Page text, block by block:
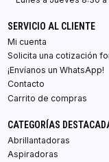
SERVICIO AL CLIENTE
Mi cuenta
Solicita una cotización
¡Envíanos un WhatsApp!
Contacto
Carrito de compras
CATEGORÍAS
Abrillantadoras
Aspiradoras